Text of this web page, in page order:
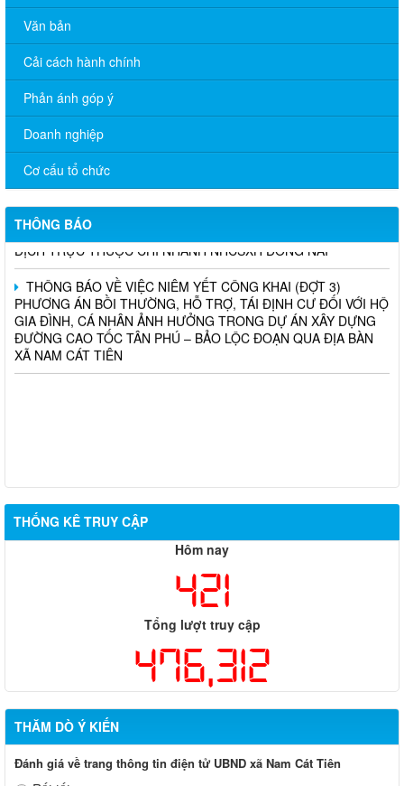
Văn bản
Cải cách hành chính
Phản ánh góp ý
Doanh nghiệp
Cơ cấu tổ chức
THÔNG BÁO
THÔNG BÁO TRIỂN KHAI KHÁM SỨC KHỎE ĐỊNH KỲ CHO
NGƯỜI LAO ĐỘNG NĂM 2026
Chương trình hỗ trợ cửa hàng, hộ kinh doanh chuyển đổi số
THÔNG BÁO TUYỂN DỤNG THỦ QUỸ TẠI CÁC PHÒNG GIAO
DỊCH TRỰC THUỘC CHI NHÁNH NHCSXH ĐỒNG NAI
THÔNG BÁO VỀ VIỆC NIÊM YẾT CÔNG KHAI (ĐỢT 3)
PHƯƠNG ÁN BỒI THƯỜNG, HỖ TRỢ, TÁI ĐỊNH CƯ ĐỐI VỚI HỘ
GIA ĐÌNH, CÁ NHÂN ẢNH HƯỞNG TRONG DỰ ÁN XÂY DỰNG
ĐƯỜNG CAO TỐC TÂN PHÚ – BẢO LỘC ĐOẠN QUA ĐỊA BÀN
XÃ NAM CÁT TIÊN
THỐNG KÊ TRUY CẬP
Hôm nay
421
Tổng lượt truy cập
476,312
THĂM DÒ Ý KIẾN
Đánh giá về trang thông tin điện tử UBND xã Nam Cát Tiên